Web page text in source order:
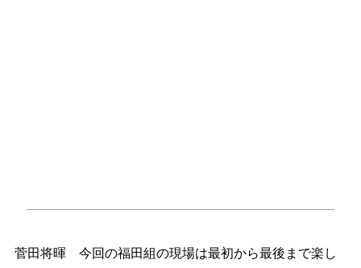
菅田将暉 今回の福田組の現場は最初から最後まで楽し